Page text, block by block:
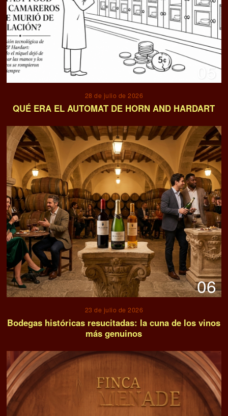
05
28 de julio de 2026
QUÉ ERA EL AUTOMAT DE HORN AND HARDART
06
23 de julio de 2026
Bodegas históricas resucitadas: la cuna de los vinos
más genuinos